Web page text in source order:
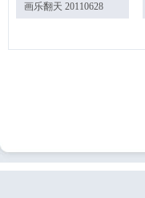
画乐翻天 20110628